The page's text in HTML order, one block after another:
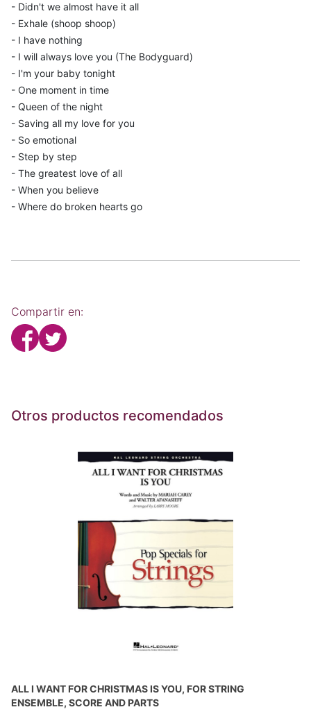
- Didn't we almost have it all
- Exhale (shoop shoop)
- I have nothing
- I will always love you (The Bodyguard)
- I'm your baby tonight
- One moment in time
- Queen of the night
- Saving all my love for you
- So emotional
- Step by step
- The greatest love of all
- When you believe
- Where do broken hearts go
Compartir en:
Otros productos recomendados
ALL I WANT FOR CHRISTMAS IS YOU, FOR STRING
ENSEMBLE, SCORE AND PARTS